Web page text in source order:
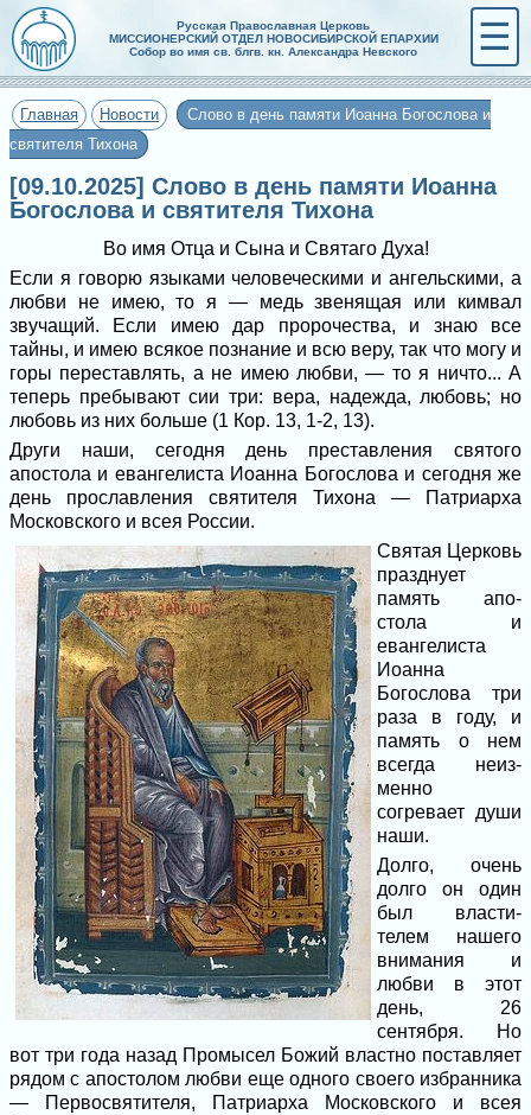
Русская Православная Церковь
МИССИОНЕРСКИЙ ОТДЕЛ НОВОСИБИРСКОЙ ЕПАРХИИ
Собор во имя св. блгв. кн. Александра Невского
☰
Главная Новости
Слово в день памяти Иоанна Богослова и
святителя Тихона
[09.10.2025] Слово в день памяти Иоанна
Богослова и святителя Тихона
Во имя Отца и Сына и Святаго Духа!
Если я говорю языками человечес­кими и ангельскими, а
любви не имею, то я — медь звенящая или кимвал
звучащий. Если имею дар пророчества, и знаю все
тайны, и имею всякое познание и всю веру, так что могу и
горы переставлять, а не имею любви, — то я ничто... А
теперь пребывают сии три: вера, надежда, любовь; но
любовь из них больше (1 Кор. 13, 1-2, 13).
Други наши, сегодня день преставле­ния святого
апостола и евангелиста Иоан­на Богослова и сегодня же
день прослав­ления святителя Тихона — Патриарха
Московского и всея России.
Святая Церковь
празднует
память апо­
стола и
евангелиста
Иоанна
Богослова три
раза в году, и
память о нем
всегда неиз­
менно
согревает души
наши.
Долго, очень
долго он один
был власти­
телем нашего
внимания и
любви в этот
день, 26
сентября. Но
вот три года назад Про­мысел Божий властно поставляет
рядом с апостолом любви еще одного своего из­бранника
— Первосвятителя, Патриарха Московского и всея